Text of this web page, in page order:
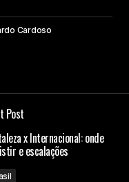
Cardoso
Post
x Internacional: onde
e escalações